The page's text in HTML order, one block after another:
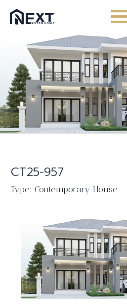
CT25-957
Type: Contemporary House